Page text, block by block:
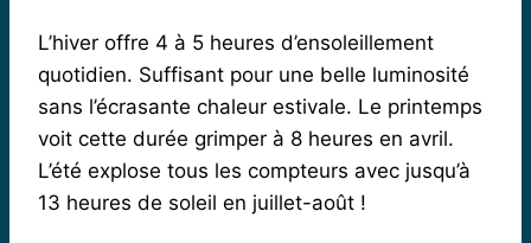
L’hiver offre 4 à 5 heures d’ensoleillement
quotidien. Suffisant pour une belle luminosité
sans l’écrasante chaleur estivale. Le printemps
voit cette durée grimper à 8 heures en avril.
L’été explose tous les compteurs avec jusqu’à
13 heures de soleil en juillet-août !